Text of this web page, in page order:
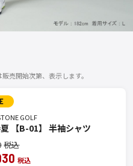
売開始次第、表示します。
GOLF
【B-01】 半袖シャツ